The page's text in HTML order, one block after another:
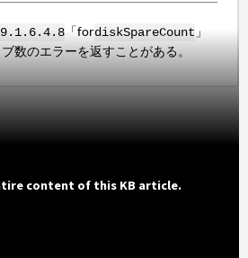
「fordiskSpareCount 」
数のエラーを返すことがある。
content of this KB article.